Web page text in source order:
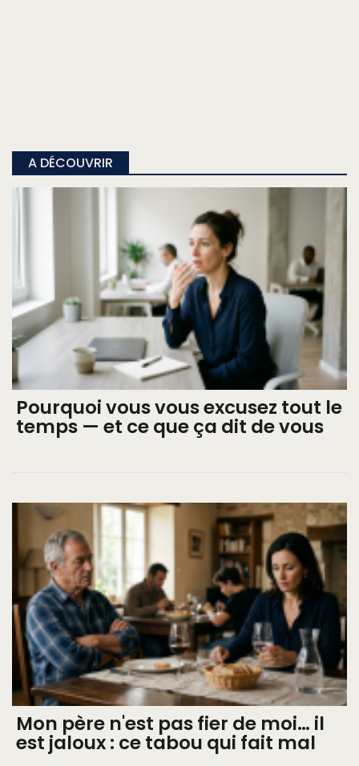
A DÉCOUVRIR
Pourquoi vous vous excusez tout le
temps — et ce que ça dit de vous
Mon père n'est pas fier de moi… il
est jaloux : ce tabou qui fait mal